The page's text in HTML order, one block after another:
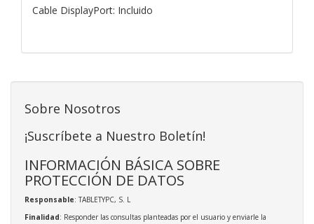
Cable DisplayPort: Incluido
Sobre Nosotros
¡Suscríbete a Nuestro Boletín!
INFORMACIÓN BÁSICA SOBRE
PROTECCIÓN DE DATOS
Responsable: TABLETYPC, S. L
Finalidad: Responder las consultas planteadas por el usuario y enviarle la